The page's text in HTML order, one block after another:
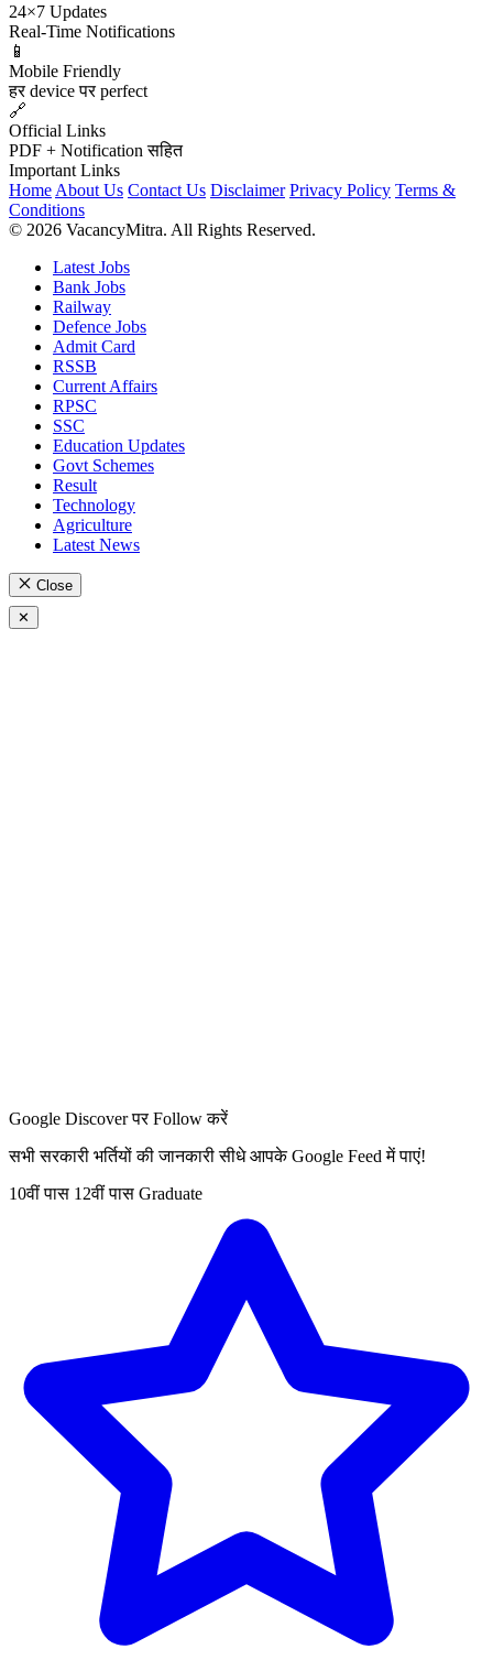
24×7 Updates
Real-Time Notifications
📱
Mobile Friendly
हर device पर perfect
🔗
Official Links
PDF + Notification सहित
Important Links
Home About Us Contact Us Disclaimer Privacy Policy Terms &
Conditions
© 2026 VacancyMitra. All Rights Reserved.
Latest Jobs
Bank Jobs
Railway
Defence Jobs
Admit Card
RSSB
Current Affairs
RPSC
SSC
Education Updates
Govt Schemes
Result
Technology
Agriculture
Latest News
Close
✕
Google Discover पर Follow करें
सभी सरकारी भर्तियों की जानकारी सीधे आपके Google Feed में पाएं!
10वीं पास 12वीं पास Graduate